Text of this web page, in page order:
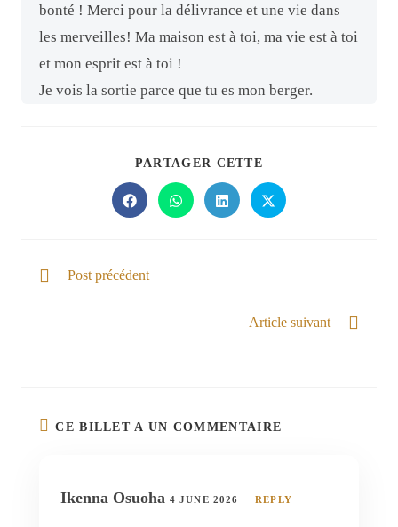
bonté ! Merci pour la délivrance et une vie dans
les merveilles! Ma maison est à toi, ma vie est à toi
et mon esprit est à toi !
Je vois la sortie parce que tu es mon berger.
PARTAGER CETTE
Post précédent
Article suivant
CE BILLET A UN COMMENTAIRE
Ikenna Osuoha 4 JUNE 2026 REPLY